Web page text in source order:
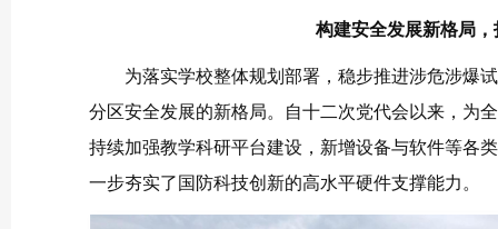
构建安全发展新格局
为落实学校整体规划部署，稳步推进涉危涉爆
分区安全发展的新格局。自十二次党代会以来，为
持续加强教学科研平台建设，新增设备与软件等各
一步夯实了国防科技创新的高水平硬件支撑能力。